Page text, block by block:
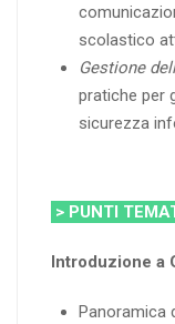
scolastico
Gestione
pratiche per
sicurezza
> PUNTI
Introduzione a
Panoramica